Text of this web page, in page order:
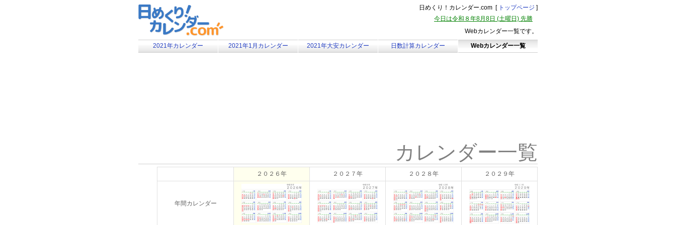
日めくり！カレンダー.com [ トップページ ]
今日は令和８年8月8日 (土曜日) 先勝
Webカレンダー一覧です。
2021年カレンダー 2021年1月カレンダー 2021年大安カレンダー 日数計算カレンダー Webカレンダー一覧
カレンダー一覧
２０２６年 ２０２７年 ２０２８年 ２０２９年
年間カレンダー